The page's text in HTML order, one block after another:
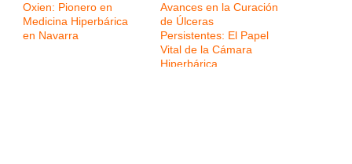
Oxien: Pionero en
Medicina Hiperbárica
en Navarra
Avances en la Curación
de Úlceras
Persistentes: El Papel
Vital de la Cámara
Hiperbárica